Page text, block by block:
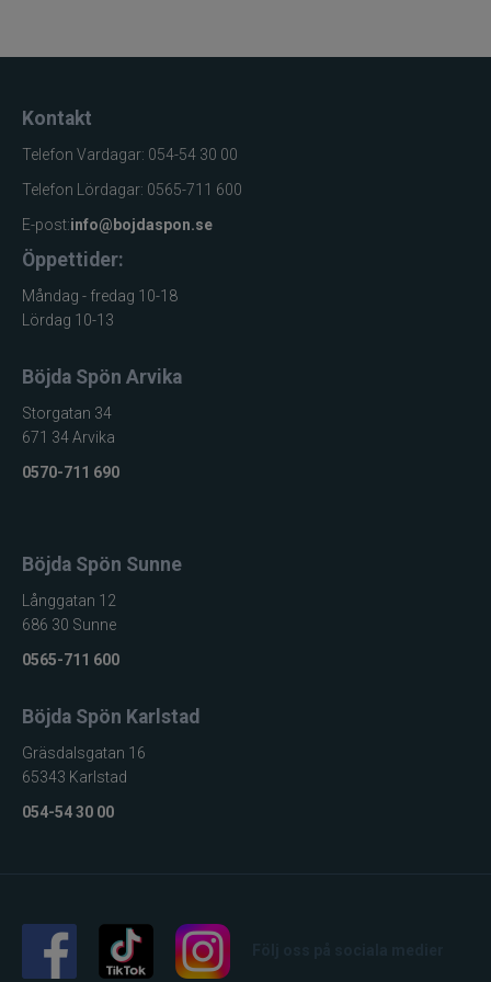
Klädkategori
Modell
Konstruktion
Material
Materialfördelning
Insektsbehandling
Egenskaper
Färg
Primärt
användningsområde
Sekundärt
Kontakt
Telefon Vardagar: 054-54 30 00
Telefon Lördagar: 0565-711 600
E-post:info@bojdaspon.se
Öppettider:
Måndag - fredag 10-18
Lördag 10-13
Böjda Spön Arvika
Storgatan 34
671 34 Arvika
0570-711 690
Böjda Spön Sunne
Långgatan 12
686 30 Sunne
0565-711 600
Böjda Spön Karlstad
Gräsdalsgatan 16
65343 Karlstad
054-54 30 00